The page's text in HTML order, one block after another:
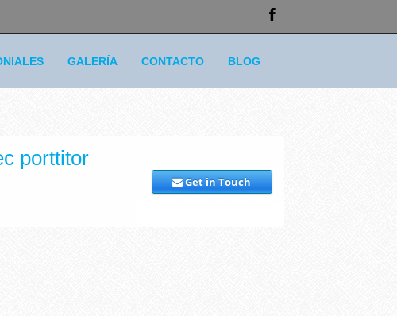
GALERÍA CONTACTO BLOG
porttitor
Get in Touch